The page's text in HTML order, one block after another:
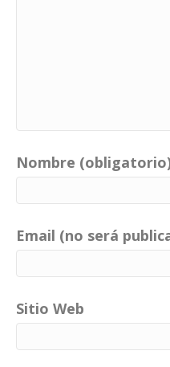
Nombre
Email (no será
Sitio Web